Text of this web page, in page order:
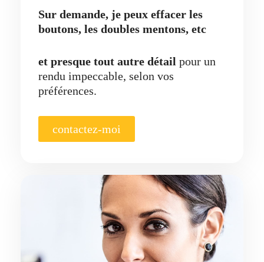
Sur demande, je peux effacer les
boutons, les doubles mentons, etc
et presque tout autre détail pour un
rendu impeccable, selon vos
préférences.
contactez-moi